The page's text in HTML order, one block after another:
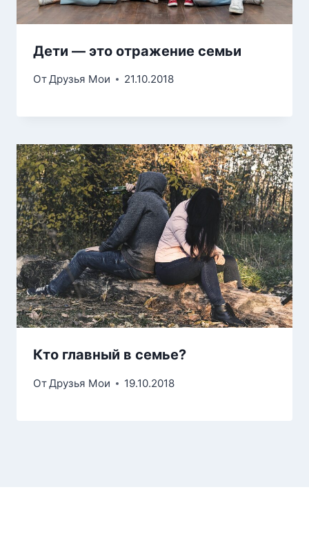
Дети — это отражение семьи
От Друзья Мои 21.10.2018
Кто главный в семье?
От Друзья Мои 19.10.2018